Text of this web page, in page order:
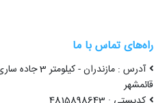
راه‌های تماس با ما
آدرس : مازندران - کیلومتر 3
قائمشهر